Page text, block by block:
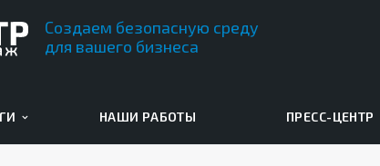
Создаем безопасную среду
для вашего бизнеса
НАШИ РАБОТЫ ПРЕСС-ЦЕНТР